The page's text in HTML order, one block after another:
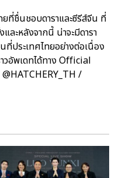
ที่ชื่นชอบดาราและซีรีส์จีน ที่
ะหลังจากนี้ น่าจะมีดารา
ที่ประเทศไทยอย่างต่อเนื่อง
วอัพเดทได้ทาง Official
/